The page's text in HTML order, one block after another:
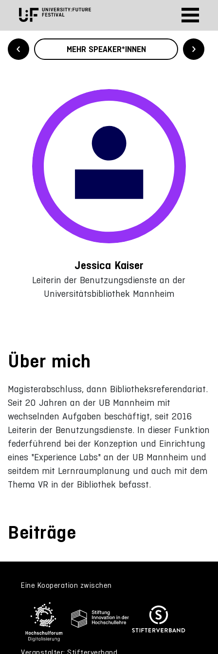
MEHR SPEAKER*INNEN
Jessica Kaiser
Leiterin der Benutzungsdienste an der
Universitätsbibliothek Mannheim
Über mich
Magisterabschluss, dann Bibliotheksreferendariat.
Seit 20 Jahren an der UB Mannheim mit
wechselnden Aufgaben beschäftigt, seit 2016
Leiterin der Benutzungsdienste. In dieser Funktion
federführend bei der Konzeption und Einrichtung
eines "Experience Labs" an der UB Mannheim und
seitdem mit Lernraumplanung und auch mit dem
Thema VR in der Bibliothek befasst.
Beiträge
Eine Kooperation zwischen
Veranstalter: Stifterverband